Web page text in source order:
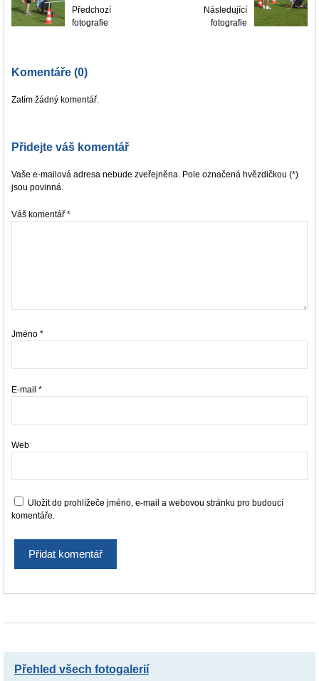
Předchozí
fotografie
Následující
fotografie
Komentáře (0)
Zatím žádný komentář.
Přidejte váš komentář
Vaše e-mailová adresa nebude zveřejněna. Pole označená hvězdičkou (*)
jsou povinná.
Váš komentář *
Jméno *
E-mail *
Web
Uložit do prohlížeče jméno, e-mail a webovou stránku pro budoucí
komentáře.
Přehled všech fotogalerií